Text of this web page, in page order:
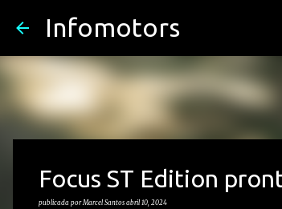
Infomotors
Focus ST Edition
publicada porMarcel Santos abril 10, 2024